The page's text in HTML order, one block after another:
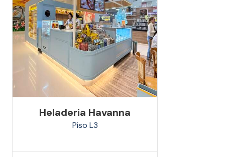
Heladeria Havanna
Piso L3